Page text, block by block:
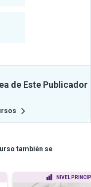
de Este Publicador
también se
NIVEL